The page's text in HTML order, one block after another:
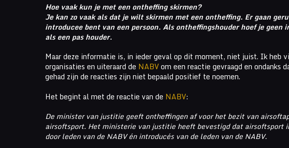
Hoe vaak kun je met een ontheffing skirmen?
Je kan zo vaak als dat je wilt skirmen met een ontheffing. Er gaan
introducee bent van een persoon. Als ontheffingshouder hoef je geen
als een pas houder.
Maar deze informatie is, in ieder geval op dit moment, niet juist. Ik heb
organisaties en uiteraard de NABVom een reactie gevraagd en ondanks
gehad zijn de reacties zijn niet bepaald positief te noemen.
Het begint al met de reactie van de NABV:
De minister van justitie geeft ontheffingen af voor het bezit van
airsoftsport. Het ministerie van justitie heeft bevestigd dat airsoftsport
door leden van de NABV én introducés van de leden van de NABV.